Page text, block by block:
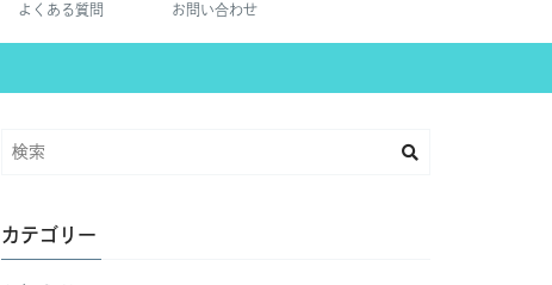
よくある質問 お問い合わせ
カテゴリー